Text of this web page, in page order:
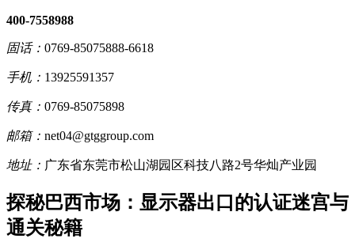
400-7558988
固话： 0769-85075888-6618
手机： 13925591357
传真： 0769-85075898
邮箱： net04@gtggroup.com
地址： 广东省东莞市松山湖园区科技八路2号华灿产业园
探秘巴西市场：显示器出口的认证迷宫与
通关秘籍